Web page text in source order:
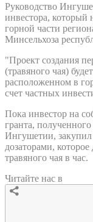
Руководство
инвестора, который
горной части
Минсельхоза
"Проект создания
(травяного чая)
расположенном в
счет частных
Пока инвестор на
гранта,
Ингушетии,
дозаторами,
травяного чая в час.
Читайте нас в